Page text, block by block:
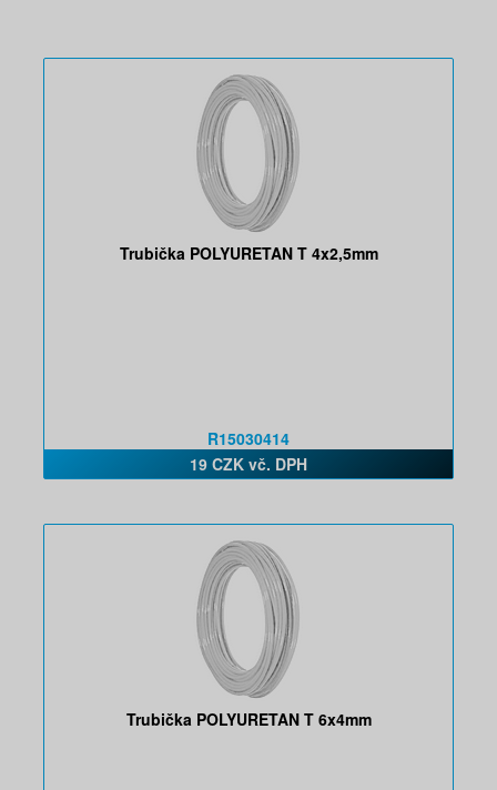
Trubička POLYURETAN T 4x2,5mm
R15030414
19 CZK vč. DPH
Trubička POLYURETAN T 6x4mm